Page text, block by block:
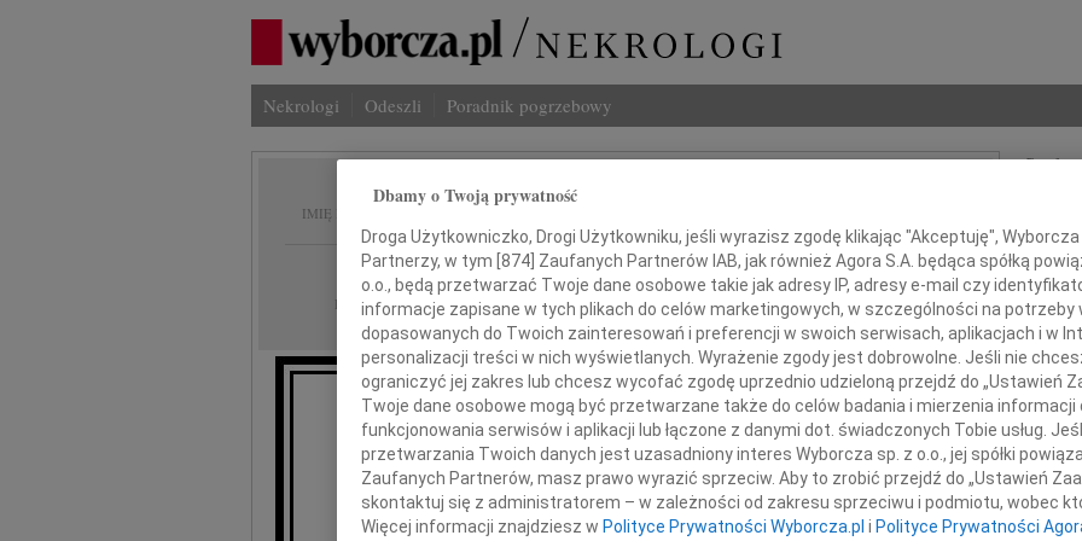
Nekrologi Odeszli Poradnik pogrzebowy
IMIĘ I NAZWISKO: Mirosław Marcinkowski
REGION: Łódź
DATA EMISJI: 14.09.2020
Z głębokim żalem zawiadamiamy, że dnia 9 września 2020 r. zmarł
w wieku 94 lat
INNE
Z
Z
W
Jan
W
Dbamy o Twoją prywatność
Droga Użytkowniczko, Drogi Użytkowniku, jeśli wyrazisz zgodę klikając "Akceptuję",
Partnerzy, w tym [874] Zaufanych Partnerów IAB, jak również Agora S.A. będąca spółką
o.o., będą przetwarzać Twoje dane osobowe takie jak adresy IP, adresy e-mail czy
informacje zapisane w tych plikach do celów marketingowych, w szczególności na potrzeby
dopasowanych do Twoich zainteresowań i preferencji w swoich serwisach, aplikacjach i w
personalizacji treści w nich wyświetlanych. Wyrażenie zgody jest dobrowolne. Jeśli nie
ograniczyć jej zakres lub chcesz wycofać zgodę uprzednio udzieloną przejdź do „Ustawień
Twoje dane osobowe mogą być przetwarzane także do celów badania i mierzenia
funkcjonowania serwisów i aplikacji lub łączone z danymi dot. świadczonych Tobie usług.
przetwarzania Twoich danych jest uzasadniony interes Wyborcza sp. z o.o., jej spółki
Zaufanych Partnerów, masz prawo wyrazić sprzeciw. Aby to zrobić przejdź do „Ustawień
skontaktuj się z administratorem – w zależności od zakresu sprzeciwu i podmiotu, wobec
Więcej informacji znajdziesz w Polityce Prywatności Wyborcza.pl i Polityce Prywatności